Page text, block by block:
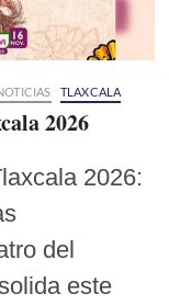
TLAXCALA
2026
2026:
del
este